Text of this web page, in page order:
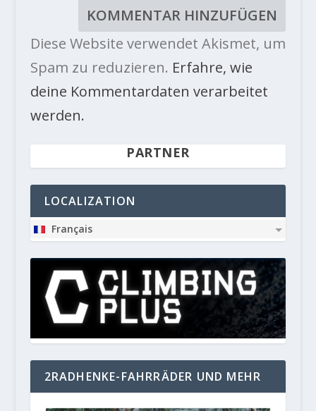
Diese Website verwendet Akismet, um
Spam zu reduzieren. Erfahre, wie
deine Kommentardaten verarbeitet
werden.
PARTNER
LOCALIZATION
Français
2RADHENKE-FAHRRÄDER UND MEHR